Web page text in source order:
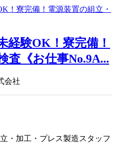
経験OK！寮完備！
査《お仕事No.9A...
会社
・加工・プレス製造スタッフ